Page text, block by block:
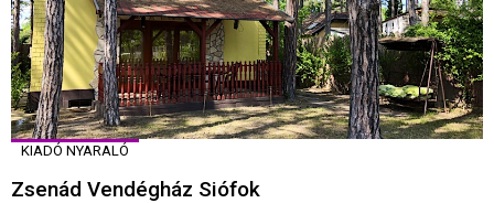
KIADÓ NYARALÓ
Zsenád Vendégház Siófok